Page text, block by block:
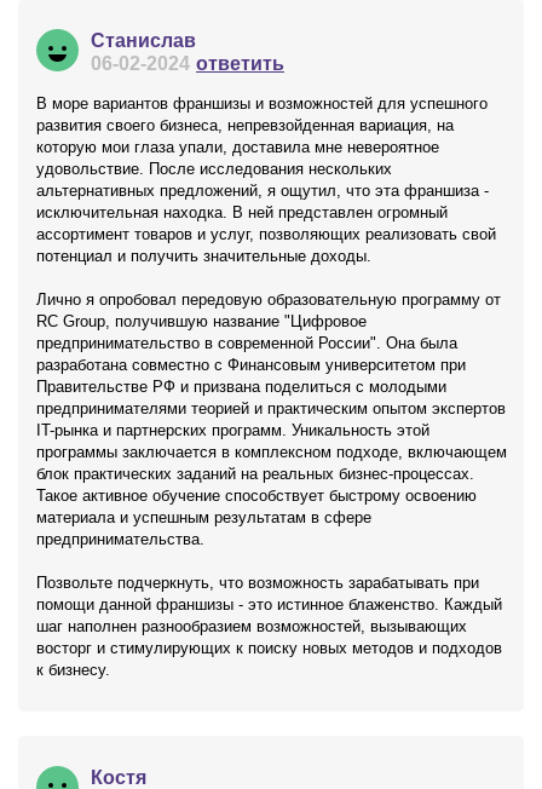
Станислав
06-02-2024 ответить
В море вариантов франшизы и возможностей для успешного
развития своего бизнеса, непревзойденная вариация, на
которую мои глаза упали, доставила мне невероятное
удовольствие. После исследования нескольких
альтернативных предложений, я ощутил, что эта франшиза -
исключительная находка. В ней представлен огромный
ассортимент товаров и услуг, позволяющих реализовать свой
потенциал и получить значительные доходы.
Лично я опробовал передовую образовательную программу от
RC Group, получившую название "Цифровое
предпринимательство в современной России". Она была
разработана совместно с Финансовым университетом при
Правительстве РФ и призвана поделиться с молодыми
предпринимателями теорией и практическим опытом экспертов
IT-рынка и партнерских программ. Уникальность этой
программы заключается в комплексном подходе, включающем
блок практических заданий на реальных бизнес-процессах.
Такое активное обучение способствует быстрому освоению
материала и успешным результатам в сфере
предпринимательства.
Позвольте подчеркнуть, что возможность зарабатывать при
помощи данной франшизы - это истинное блаженство. Каждый
шаг наполнен разнообразием возможностей, вызывающих
восторг и стимулирующих к поиску новых методов и подходов
к бизнесу.
Костя